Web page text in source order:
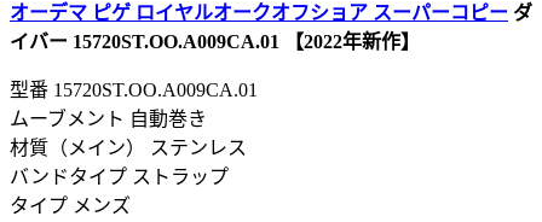
オーデマ ピゲ ロイヤルオークオフショア スーパーコピー ダ
イバー 15720ST.OO.A009CA.01 【2022年新作】
型番 15720ST.OO.A009CA.01
ムーブメント 自動巻き
材質（メイン） ステンレス
バンドタイプ ストラップ
タイプ メンズ